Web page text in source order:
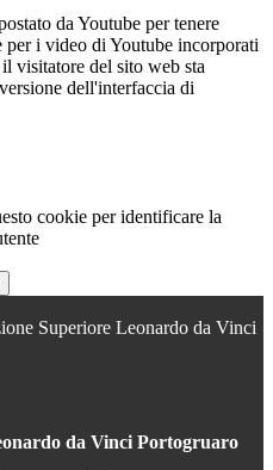
da Youtube per tenere
per i video di Youtube incorporati
visitatore del sito web sta
dell'interfaccia di
cookie per identificare la
Superiore Leonardo da Vinci
da Vinci Portogruaro